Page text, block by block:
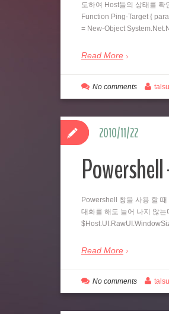
도하여 Host들의 상태를
Function Ping-Target {
= New-Object
Read More
No comments talsu
Powershell 창을 사용 할
대화를 해도 늘어 나지 않
Read More
2010/11/22
No comments talsu